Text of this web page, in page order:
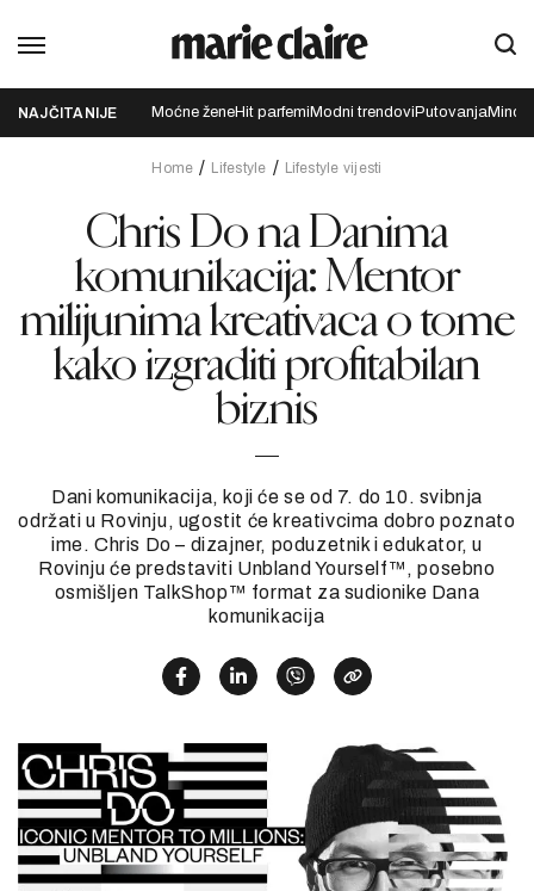
NAJČITANIJE Moćne ženeHit parfemi Modni trendovi Putovanja
Home Lifestyle Lifestyle vijesti
Chris Do na Danima
komunikacija: Mentor
milijunima kreativaca o tome
kako izgraditi profitabilan
biznis
Dani komunikacija, koji će se od 7. do 10. svibnja
održati u Rovinju, ugostit će kreativcima dobro poznato
ime. Chris Do – dizajner, poduzetnik i edukator, u
Rovinju će predstaviti Unbland Yourself™, posebno
osmišljen TalkShop™ format za sudionike Dana
komunikacija